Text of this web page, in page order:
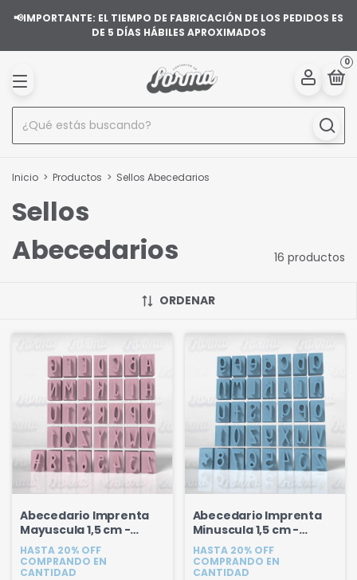
📢IMPORTANTE: EL TIEMPO DE FABRICACIÓN DE LOS PEDIDOS ES
DE 5 DÍAS HÁBILES APROXIMADOS
0
Inicio > Productos > Sellos Abecedarios
Sellos
Abecedarios
16 productos
ORDENAR
Abecedario Imprenta
Mayuscula 1,5 cm -
modelo 1
HASTA 20% OFF
COMPRANDO EN
CANTIDAD
Abecedario Imprenta
Minuscula 1,5 cm -
Modelo 2
HASTA 20% OFF
COMPRANDO EN
CANTIDAD